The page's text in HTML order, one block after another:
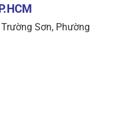
Sơn, Phường